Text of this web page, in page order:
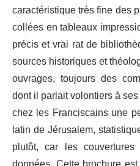
caractéristique très fine des
collées en tableaux
précis et vrai rat de
sources historiques et
ouvrages, toujours des
dont il parlait volontiers à
chez les Franciscains une
latin de Jérusalem,
plutôt, car les